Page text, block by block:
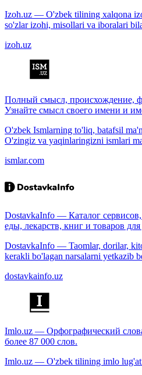
Izoh.uz — O'zbek tilining xalqona
so'zlar izohi, misollari va iboralari
izoh.uz
Полный смысл, происхождение,
Узнайте смысл своего имени и
O'zbek Ismlarning to'liq, batafsil
O'zingiz va yaqinlaringizni ismlari
ismlar.com
DostavkaInfo — Каталог
еды, лекарств, книг и товаров
DostavkaInfo — Taomlar, dorilar,
kerakli bo'lagan narsalarni yetkazib
dostavkainfo.uz
Imlo.uz — Орфографический
более 87 000 слов.
Imlo.uz — O'zbek tilining imlo